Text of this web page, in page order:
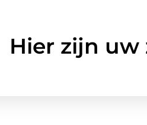
Hier zijn uw